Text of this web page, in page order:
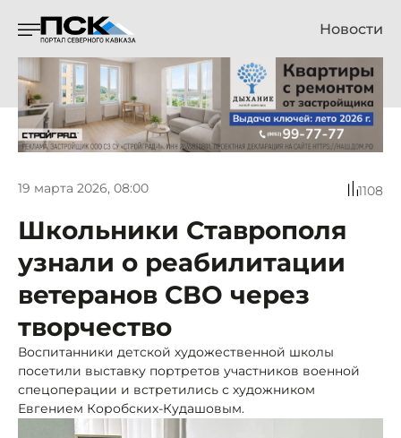
Новости
19 марта 2026, 08:00 1108
Школьники Ставрополя
узнали о реабилитации
ветеранов СВО через
творчество
Воспитанники детской художественной школы
посетили выставку портретов участников военной
спецоперации и встретились с художником
Евгением Коробских-Кудашовым.